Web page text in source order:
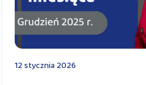
Kontakt
12 stycznia 2026